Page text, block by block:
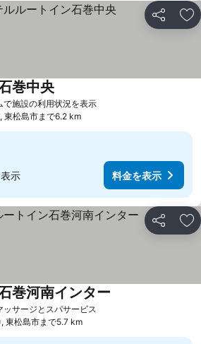
シェア お
で施設の利用状況を表示
巻中央
東松島市まで6.2 km
示 料金を表示
シェア お
ッサージとスパサービス
巻河南インター
東松島市まで5.7 km